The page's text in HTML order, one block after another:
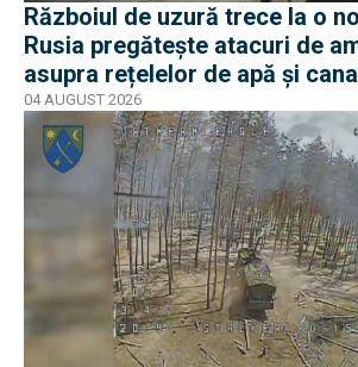
Războiul de uzură trece la o
Rusia pregătește atacuri de
asupra rețelelor de apă și
04 AUGUST 2026